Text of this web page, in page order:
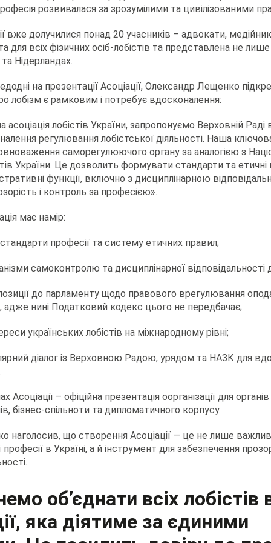
розвивалася за зрозумілими та цивілізованими
вже долучилися понад 20 учасників – адвокати,
для всіх фізичних осіб-лобістів та представлена не лише
Нідерландах.
на презентації Асоціації, Олександр Лещенко
лобізм є рамковим і потребує вдосконалення:
асоціація лобістів України, запропонуємо Верховній
регулювання лобістської діяльності. Наша
саморегулюючого органу за аналогією з
України. Це дозволить формувати стандарти та
функції, включно з дисциплінарною
і контроль за професією».
має намір:
професії та систему етичних правил;
самоконтролю та дисциплінарної відповідальності
до парламенту щодо правового врегулювання
адже нині Податковий кодекс цього не передбачає;
українських лобістів на міжнародному рівні;
діалог із Верховною Радою, урядом та НАЗК для
Асоціації – офіційна презентація оорганізації для
бізнес-спільноти та дипломатичного корпусу.
наголосив, що створення Асоціації — це не лише
в Україні, а й інструмент для забезпечення
об’єднати всіх лобістів
яка діятиме за єдиними